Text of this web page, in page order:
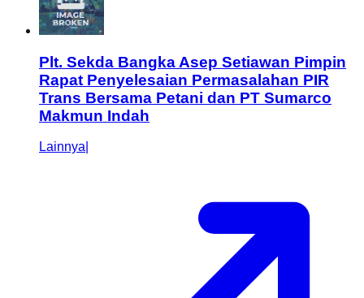
Plt. Sekda Bangka Asep Setiawan Pimpin
Rapat Penyelesaian Permasalahan PIR
Trans Bersama Petani dan PT Sumarco
Makmun Indah
Lainnya